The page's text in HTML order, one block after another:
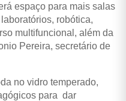
espaço para mais salas
robótica,
multifuncional, além da
Pereira, secretário de
no vidro temperado,
para dar